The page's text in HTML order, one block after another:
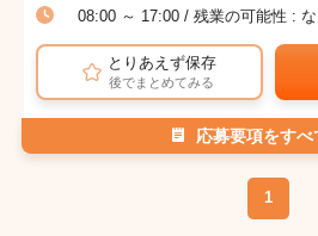
08:00 ～ 17:00 / 残業の可能性 : な
とりあえず保存
後でまとめてみる
応募要項をすべ
1